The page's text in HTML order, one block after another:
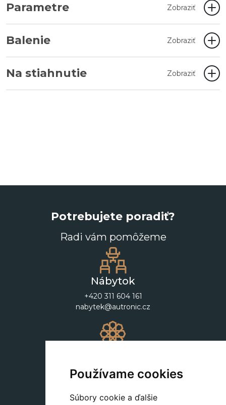
Používame cookies
Súbory cookie a ďalšie
Parametre Zobraziť
Balenie Zobraziť
Na stiahnutie Zobraziť
Potrebujete poradiť?
Radi vám pomôžeme
Nábytok
+420 311 604 161
nabytek@autronic.cz
+420 311 604 182
dekorace@autronic.cz